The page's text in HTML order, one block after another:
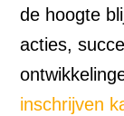
de hoogte
acties,
inschrijven